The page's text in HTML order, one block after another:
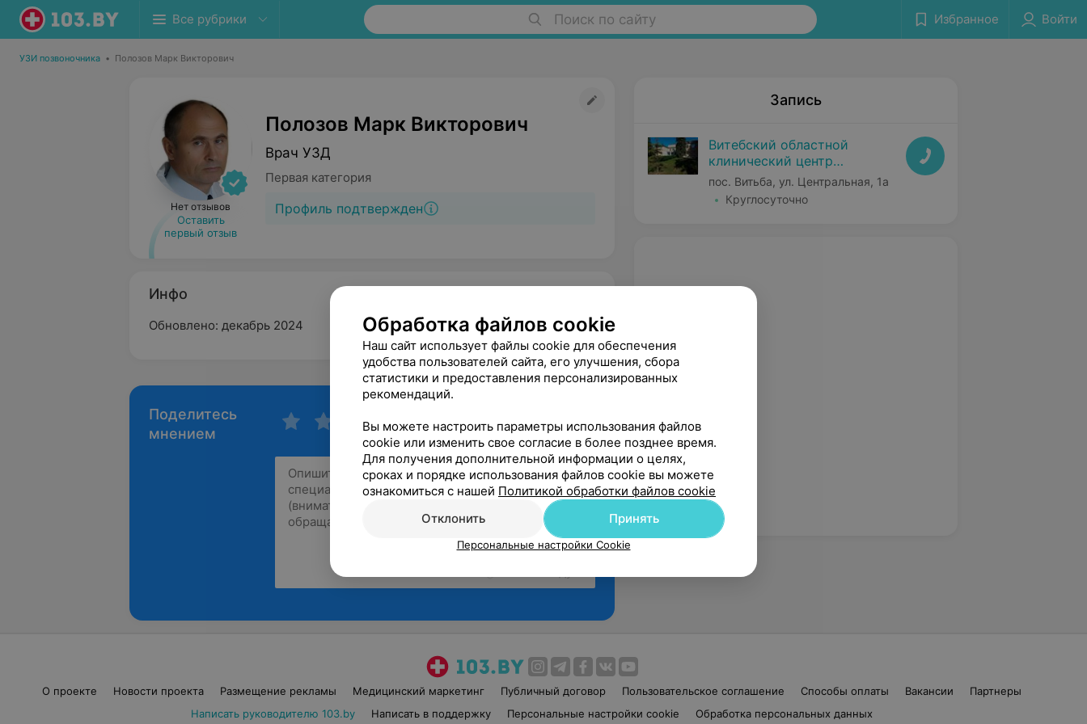
Все рубрики Поиск по сайту Избранное Войти
УЗИ позвоночника • Полозов Марк Викторович
Нет отзывов
Оставить
первый отзыв
Полозов Марк Викторович
Врач УЗД
Первая категория
Профиль подтвержден
Инфо
Обновлено: декабрь 2024
Поделитесь
мнением
Запись
Витебский областной
клинический центр
психиатрии и наркологии
пос. Витьба, ул. Центральная, 1а
Круглосуточно
О проекте Новости проекта Размещение рекламы Медицинский маркетинг Публичный договор Пользовательское соглашение Способы оплаты Вакансии
Партнеры
Написать руководителю 103.by
Написать в поддержку Персональные настройки cookie Обработка персональных данных
Обработка файлов cookie
Наш сайт использует файлы cookie для обеспечения
удобства пользователей сайта, его улучшения, сбора
статистики и предоставления персонализированных
рекомендаций.
Вы можете настроить параметры использования файлов
cookie или изменить свое согласие в более позднее время.
Для получения дополнительной информации о целях,
сроках и порядке использования файлов cookie вы можете
ознакомиться с нашей Политикой обработки файлов cookie
Отклонить
Принять
Персональные настройки Cookie